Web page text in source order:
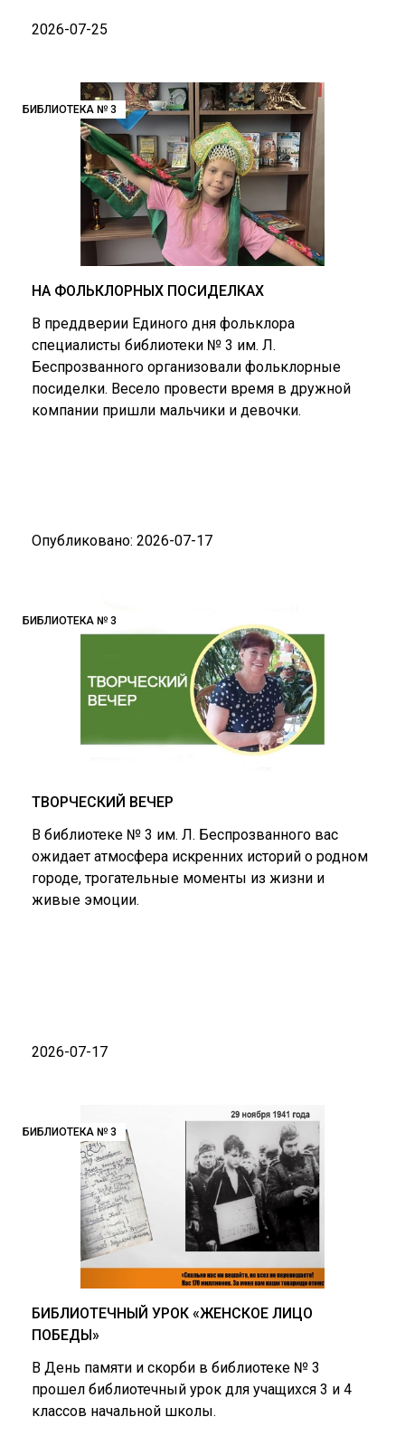
2026-07-25
БИБЛИОТЕКА № 3
НА ФОЛЬКЛОРНЫХ ПОСИДЕЛКАХ
В преддверии Единого дня фольклора
специалисты библиотеки № 3 им. Л.
Беспрозванного организовали фольклорные
посиделки. Весело провести время в дружной
компании пришли мальчики и девочки.
Опубликовано: 2026-07-17
БИБЛИОТЕКА № 3
ТВОРЧЕСКИЙ ВЕЧЕР
В библиотеке № 3 им. Л. Беспрозванного вас
ожидает атмосфера искренних историй о родном
городе, трогательные моменты из жизни и
живые эмоции.
2026-07-17
БИБЛИОТЕКА № 3
БИБЛИОТЕЧНЫЙ УРОК «ЖЕНСКОЕ ЛИЦО
ПОБЕДЫ»
В День памяти и скорби в библиотеке № 3
прошел библиотечный урок для учащихся 3 и 4
классов начальной школы.